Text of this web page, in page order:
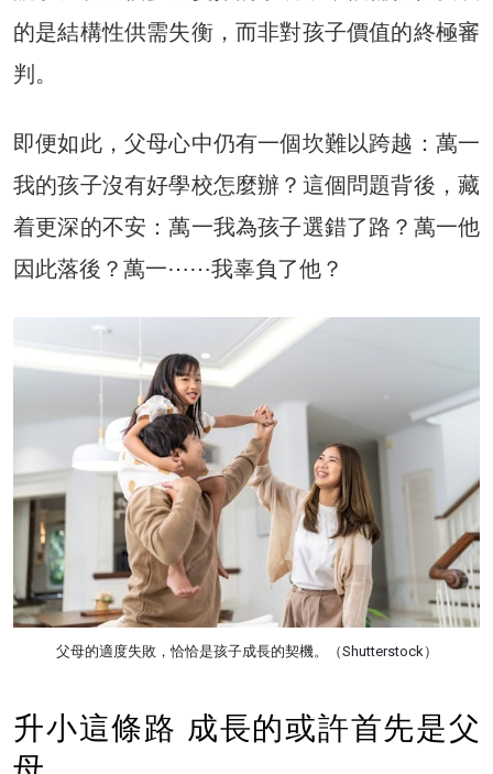
的是結構性供需失衡，而非對孩子價值的終極審
判。
即便如此，父母心中仍有一個坎難以跨越：萬一
我的孩子沒有好學校怎麼辦？這個問題背後，藏
着更深的不安：萬一我為孩子選錯了路？萬一他
因此落後？萬一⋯⋯我辜負了他？
父母的適度失敗，恰恰是孩子成長的契機。（Shutterstock）
升小這條路 成長的或許首先是父